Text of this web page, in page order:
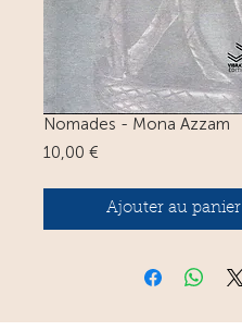
Nomades - Mona Azzam
10,00 €
Ajouter au panier